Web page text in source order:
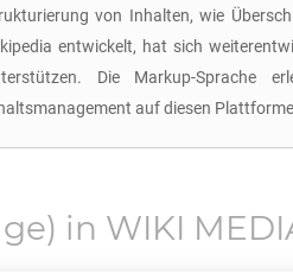
von Inhalten, wie
entwickelt, hat sich
Die Markup-Sprache
auf diesen
in WIKI